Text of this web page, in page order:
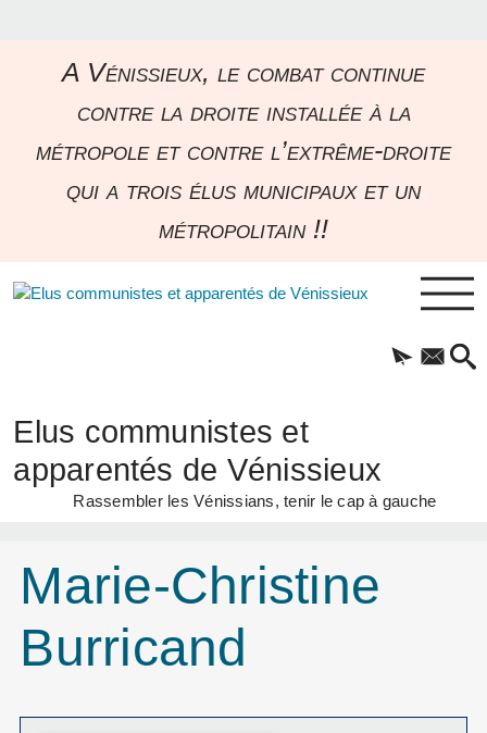
A Vénissieux, le combat continue
contre la droite installée à la
métropole et contre l’extrême-droite
qui a trois élus municipaux et un
métropolitain !!
Elus communistes et
apparentés de Vénissieux
Rassembler les Vénissians, tenir le cap à gauche
Marie-Christine
Burricand